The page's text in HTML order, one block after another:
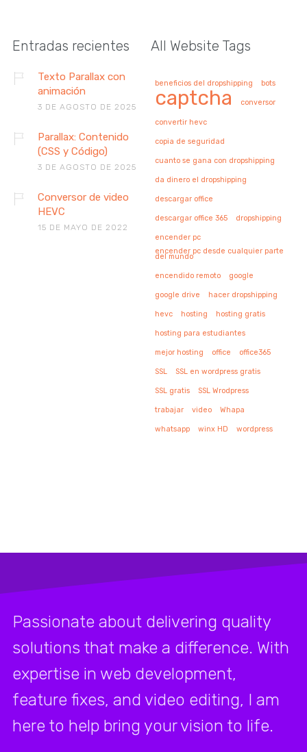
Entradas recientes
Texto Parallax con
animación
3 DE AGOSTO DE 2025
Parallax: Contenido
(CSS y Código)
3 DE AGOSTO DE 2025
Conversor de video
HEVC
15 DE MAYO DE 2022
All Website Tags
beneficios del dropshipping bots
captcha conversor
convertir hevc
copia de seguridad
cuanto se gana con dropshipping
da dinero el dropshipping
descargar office
descargar office 365 dropshipping
encender pc
encender pc desde cualquier parte
del mundo
encendido remoto google
google drive hacer dropshipping
hevc hosting hosting gratis
hosting para estudiantes
mejor hosting office office365
SSL SSL en wordpress gratis
SSL gratis SSL Wrodpress
trabajar video Whapa
whatsapp winx HD wordpress
Passionate about delivering quality
solutions that make a difference. With
expertise in web development,
feature fixes, and video editing, I am
here to help bring your vision to life.